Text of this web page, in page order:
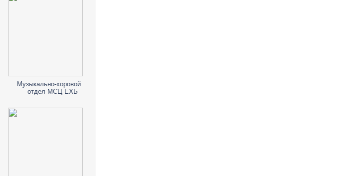
Музыкально-хоровой
отдел МСЦ ЕХБ